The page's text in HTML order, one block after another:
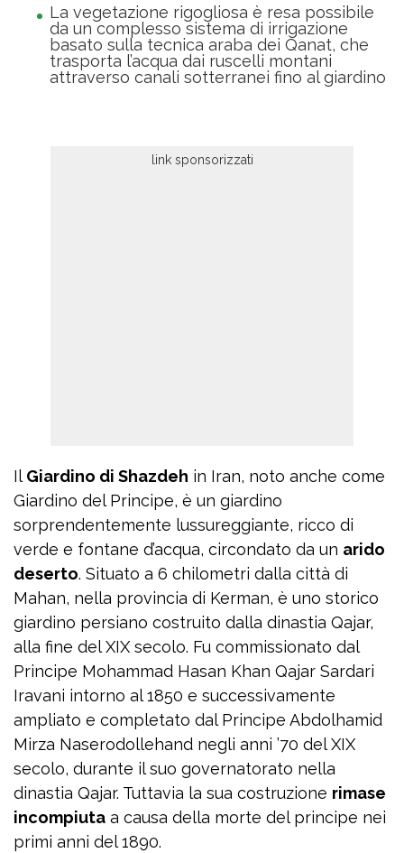
La vegetazione rigogliosa è resa possibile
da un complesso sistema di irrigazione
basato sulla tecnica araba dei Qanat, che
trasporta l’acqua dai ruscelli montani
attraverso canali sotterranei fino al giardino
IlGiardino di Shazdeh in Iran, noto anche come
Giardino del Principe, è un giardino
sorprendentemente lussureggiante, ricco di
verde e fontane d’acqua, circondato da un arido
deserto. Situato a 6 chilometri dalla città di
Mahan, nella provincia di Kerman, è uno storico
giardino persiano costruito dalla dinastia Qajar,
alla fine del XIX secolo. Fu commissionato dal
Principe Mohammad Hasan Khan Qajar Sardari
Iravani intorno al 1850 e successivamente
ampliato e completato dal Principe Abdolhamid
Mirza Naserodollehand negli anni ’70 del XIX
secolo, durante il suo governatorato nella
dinastia Qajar. Tuttavia la sua costruzione rimase
incompiuta a causa della morte del principe nei
primi anni del 1890.